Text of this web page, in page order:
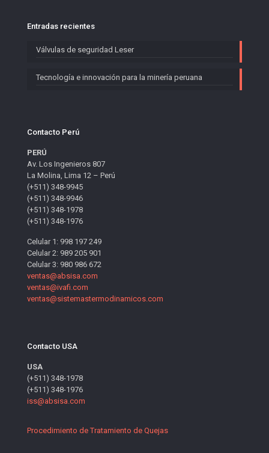
Entradas recientes
Válvulas de seguridad Leser
Tecnología e innovación para la minería peruana
Contacto Perú
PERÚ
Av. Los Ingenieros 807
La Molina, Lima 12 – Perú
(+511) 348-9945
(+511) 348-9946
(+511) 348-1978
(+511) 348-1976
Celular 1: 998 197 249
Celular 2: 989 205 901
Celular 3: 980 986 672
ventas@absisa.com
ventas@ivafi.com
ventas@sistemastermodinamicos.com
Contacto USA
USA
(+511) 348-1978
(+511) 348-1976
iss@absisa.com
Procedimiento de Tratamiento de Quejas